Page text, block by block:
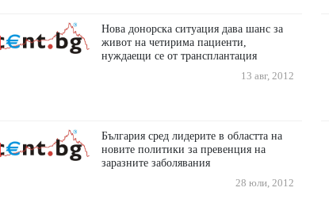
Нова донорска ситуация дава шанс за
живот на четирима пациенти,
нуждаещи се от трансплантация
13 авг, 2012
България сред лидерите в областта на
новите политики за превенция на
заразните заболявания
28 юли, 2012